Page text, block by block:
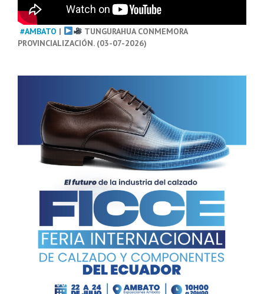
#AMBATO |
TUNGURAHUA CONMEMORA
PROVINCIALIZACIÓN. (03-07-2026)